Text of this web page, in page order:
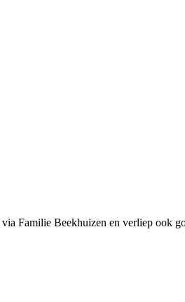
Familie Beekhuizen en verliep ook